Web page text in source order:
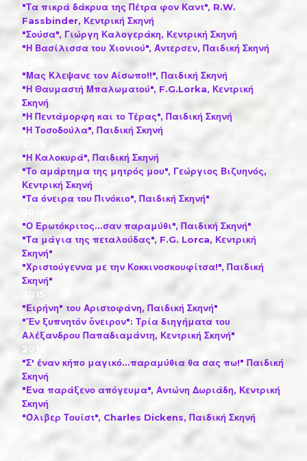
"Τα πικρά δάκρυα της Πέτρα φον Καντ", R.W.
Fassbinder, Κεντρική Σκηνή
"Σούσα", Γιώργη Καλογεράκη, Κεντρική Σκηνή
"Η Βασίλισσα του Χιονιού", Άντερσεν, Παιδική Σκηνή
"Μας Κλεψανε τον Αίσωπο!!", Παιδική Σκηνή
"Η Θαυμαστή Μπαλωματού", F.G.Lorka, Κεντρική
Σκηνή"
"Η Πεντάμορφη και το Τέρας", Παιδική Σκηνή
"Η Τοσοδούλα", Παιδική Σκηνή
"Η Καλοκυρά", Παιδική Σκηνή
"Το αμάρτημα της μητρός μου", Γεώργιος Βιζυηνός,
Κεντρική Σκηνή
"Τα όνειρα του Πινόκιο", Παιδική Σκηνή"
"Ο Ερωτόκριτος...σαν παραμύθι", Παιδική Σκηνή"
"Τα μάγια της πεταλούδας", F.G. Lorca, Κεντρική
Σκηνή"
"Χριστούγεννα με την Κοκκινοσκουφίτσα!", Παιδική
Σκηνή"
2015
"Ειρήνη" του Αριστοφάνη, Παιδική Σκηνή"
"Ἔν ξυπνητόν ὄνειρον": Τρία διηγήματα του
Αλέξανδρου Παπαδιαμάντη, Κεντρική Σκηνή"
2016
"Σ' έναν κήπο μαγικό...παραμύθια θα σας πω!" Παιδική
Σκηνή
"Ένα παράξενο απόγευμα", Αντώνη Δωριάδη, Κεντρική
Σκηνή
"Όλιβερ Τουίστ", Charles Dickens, Παιδική Σκηνή